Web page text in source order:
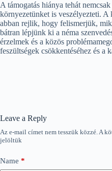
A támogatás hiánya tehát
környezetünket is veszélyezteti.
abban rejlik, hogy felismerjük,
bátran lépjünk ki a néma
érzelmek és a közös
feszültségek csökkentéséhez és a
Leave a Reply
Az e-mail címet nem tesszük közzé.A
jelöltük
Name *